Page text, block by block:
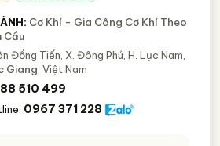
Cơ Khí - Gia Công Cơ Khí Theo
Cầu
Đồng Tiến, X. Đông Phú, H. Lục Nam,
Giang , Việt Nam
510 499
0967 371 228